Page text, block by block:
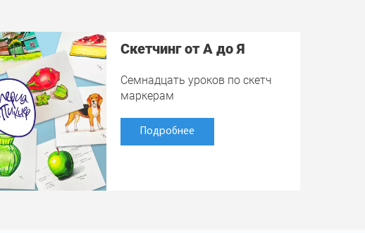
Скетчинг от А до Я
Семнадцать уроков по скетч
маркерам
Подробнее